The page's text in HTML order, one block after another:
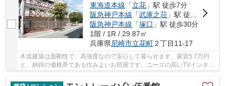
東海道本線 「立花 」駅 徒歩7分
阪急神戸本線 「武庫之荘 」駅 徒歩23分
阪急神戸本線 「塚口 」駅 徒歩30分
1階 / 1R / 29.87㎡
兵庫県尼崎市立花町２丁目11-17
木造建築は面剛性で、高強度なので安心して暮らせます。家賃5.7万円
と、納得の価格帯である住みよいお部屋です。ニーズの高いTVインター
ホン付き物件となっています。オートロックの防...